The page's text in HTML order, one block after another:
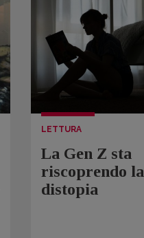
LETTURA
La Gen Z sta
riscoprendo la
distopia